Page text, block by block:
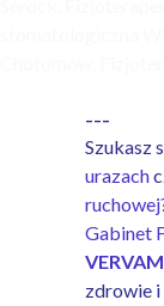
---
Szukasz
urazach
Gabinet
zdrowie